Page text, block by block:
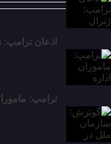
اذعان ترامپ:
ترامپ: